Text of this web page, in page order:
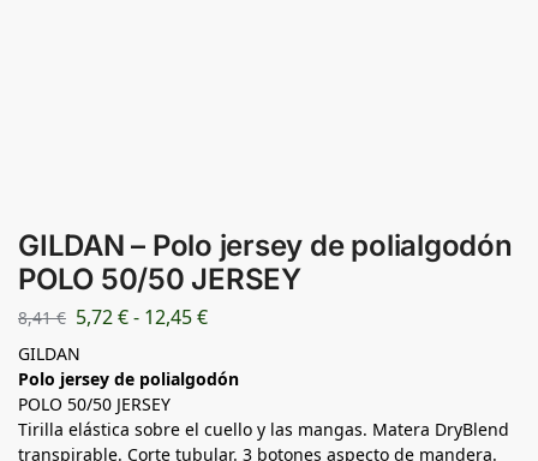
GILDAN – Polo jersey de polialgodón
POLO 50/50 JERSEY
8,41€ 5,72€- 12,45€
GILDAN
Polo jersey de polialgodón
POLO 50/50 JERSEY
Tirilla elástica sobre el cuello y las mangas. Matera DryBlend
transpirable. Corte tubular. 3 botones aspecto de mandera.